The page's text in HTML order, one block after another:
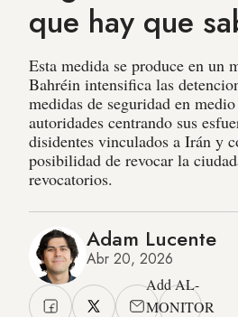
que hay que
Esta medida se produce en un
Bahréin intensifica las
medidas de seguridad en
autoridades centrando sus
disidentes vinculados a Irán y
posibilidad de revocar la
revocatorios.
Adam Lucente
Abr 20, 2026
Add AL-
MONITOR